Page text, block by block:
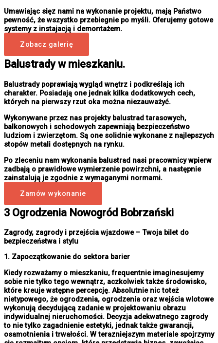
Umawiając sięz nami na wykonanie projektu, mają Państwo
pewność, że wszystko przebiegnie po myśli. Oferujemy gotowe
systemy z instajacją i demontażem.
Zobacz galerię
Balustrady w mieszkaniu.
Balustrady poprawiają wygląd wnętrz i podkreślają ich
charakter. Posiadają one jednak kilka dodatkowych cech,
których na pierwszy rzut oka można niezauważyć.
Wykonywane przez nas projekty balustrad tarasowych,
balkonowych i schodowych zapewniają bezpieczeństwo
ludziom i zwierzętom. Są one solidnie wykonane z najlepszych
stopów metali dostępnych na rynku.
Po zleceniu nam wykonania balustrad nasi pracownicy wpierw
zadbają o prawidłowe wymierzenie powirzchni, a następnie
zainstalują je zgodnie z wymaganymi normami.
Zamów wykonanie
3 Ogrodzenia Nowogród Bobrzański
Zagrody, zagrody i przejścia wjazdowe – Twoja bilet do
bezpieczeństwa i stylu
1. Zapoczątkowanie do sektora barier
Kiedy rozważamy o mieszkaniu, frequentnie imaginesujemy
sobie nie tylko tego wewnątrz, aczkolwiek także środowisko,
które kreuje wstępne percepcję. Absolutnie nic toteż
nietypowego, że ogrodzenia, ogrodzenia oraz wejścia wlotowe
wykonują decydującą zadanie w projektowaniu obrazu
indywidualnej nieruchomości. Decyzja adekwatnego zagrody
to nie tylko zagadnienie estetyki, jednak także gwarancji,
osamotnienia i trwałości. W terazniejszym materiale spojrzymy